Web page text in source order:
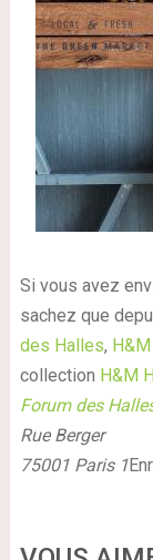
Si vous avez
sachez que
des Halles, H&M
collection H&M
Forum des
Rue Berger
75001 Paris 1